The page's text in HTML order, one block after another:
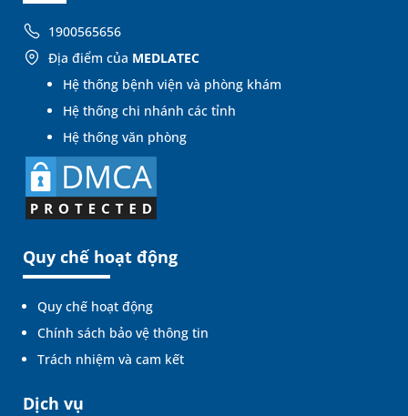
1900565656
Địa điểm của MEDLATEC
Hệ thống bệnh viện và phòng khám
Hệ thống chi nhánh các tỉnh
Hệ thống văn phòng
Quy chế hoạt động
Quy chế hoạt động
Chính sách bảo vệ thông tin
Trách nhiệm và cam kết
Dịch vụ